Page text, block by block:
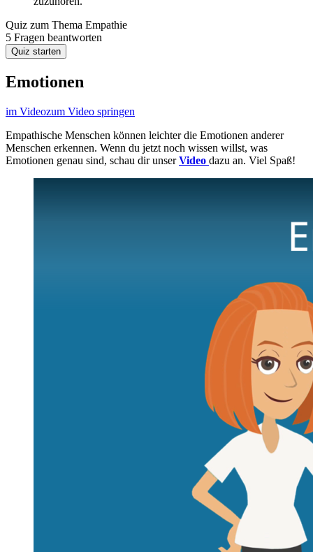
Quiz zum Thema Empathie
5 Fragen beantworten
Quiz starten
Emotionen
im Videozum Video springen
Empathische Menschen können leichter die Emotionen anderer
Menschen erkennen. Wenn du jetzt noch wissen willst, was
Emotionen genau sind, schau dir unserVideo dazu an. Viel Spaß!